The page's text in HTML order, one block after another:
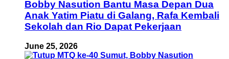
Bobby Nasution Bantu Masa Depan Dua
Anak Yatim Piatu di Galang, Rafa Kembali
Sekolah dan Rio Dapat Pekerjaan
June 25, 2026